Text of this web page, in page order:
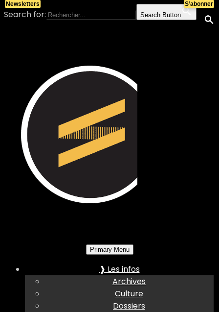
Search for: Search Button
Primary Menu
❱ Les infos
Archives
Culture
Dossiers
S’abonner
Newsletters